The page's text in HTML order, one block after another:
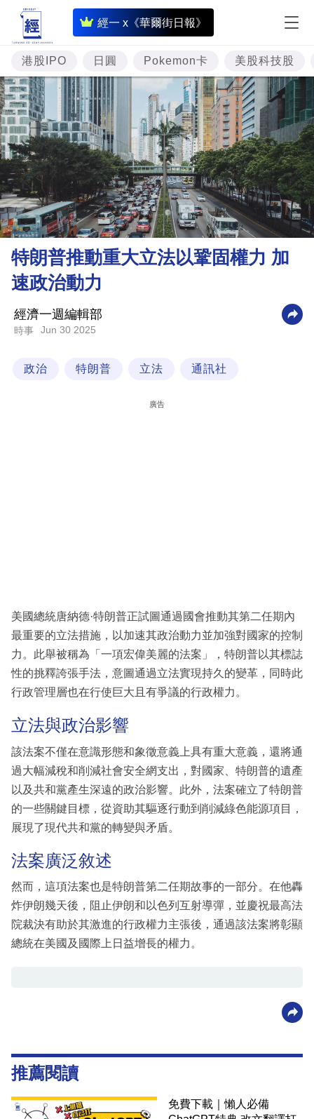
經一 x《華爾街日報》
即
時
財
經
專
題
投
資
樓
市
理
財
商
業
科
區
港股IPO 日圓 Pokemon卡 美股科技股
特朗普推動重大立法以鞏固權力 加
速政治動力
經濟一週編輯部
時事 Jun 30 2025
政治 特朗普 立法 通訊社
廣告
美國總統唐納德·特朗普正試圖通過國會推動其第二任期內
最重要的立法措施，以加速其政治動力並加強對國家的控制
力。此舉被稱為「一項宏偉美麗的法案」，特朗普以其標誌
性的挑釋誇張手法，意圖通過立法實現持久的變革，同時此
行政管理層也在行使巨大且有爭議的行政權力。
立法與政治影響
該法案不僅在意識形態和象徵意義上具有重大意義，還將通
過大幅減稅和削減社會安全網支出，對國家、特朗普的遺產
以及共和黨產生深遠的政治影響。此外，法案確立了特朗普
的一些關鍵目標，從資助其驅逐行動到削減綠色能源項目，
展現了現代共和黨的轉變與矛盾。
法案廣泛敘述
然而，這項法案也是特朗普第二任期故事的一部分。在他轟
炸伊朗幾天後，阻止伊朗和以色列互射導彈，並慶祝最高法
院裁決有助於其激進的行政權力主張後，通過該法案將彰顯
總統在美國及國際上日益增長的權力。
推薦閱讀
免費下載｜懶人必備